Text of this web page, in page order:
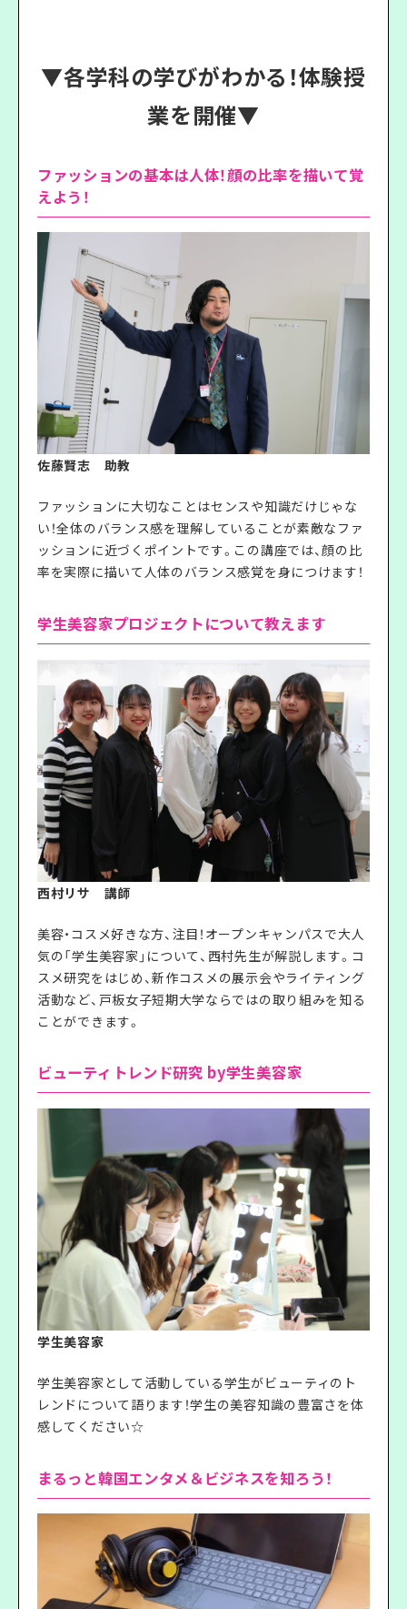
▼各学科の学びがわかる！体験授
業を開催▼
ファッションの基本は人体！顔の比率を描いて覚
えよう！
佐藤賢志 助教
ファッションに大切なことはセンスや知識だけじゃな
い！全体のバランス感を理解していることが素敵なファ
ッションに近づくポイントです。この講座では、顔の比
率を実際に描いて人体のバランス感覚を身につけます！
学生美容家プロジェクトについて教えます
西村リサ 講師
美容・コスメ好きな方、注目！オープンキャンパスで大人
気の「学生美容家」について、西村先生が解説します。コ
スメ研究をはじめ、新作コスメの展示会やライティング
活動など、戸板女子短期大学ならではの取り組みを知る
ことができます。
ビューティトレンド研究 by学生美容家
学生美容家
学生美容家として活動している学生がビューティのト
レンドについて語ります！学生の美容知識の豊富さを体
感してください☆
まるっと韓国エンタメ＆ビジネスを知ろう！